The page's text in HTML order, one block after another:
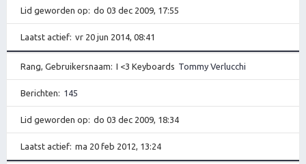
Lid geworden op do 03 dec 2009, 17:55
Laatst actief vr 20 jun 2014, 08:41
Rang, Gebruikersnaam I <3 Keyboards Tommy Verlucchi
Berichten 145
Lid geworden op do 03 dec 2009, 18:34
Laatst actief ma 20 feb 2012, 13:24